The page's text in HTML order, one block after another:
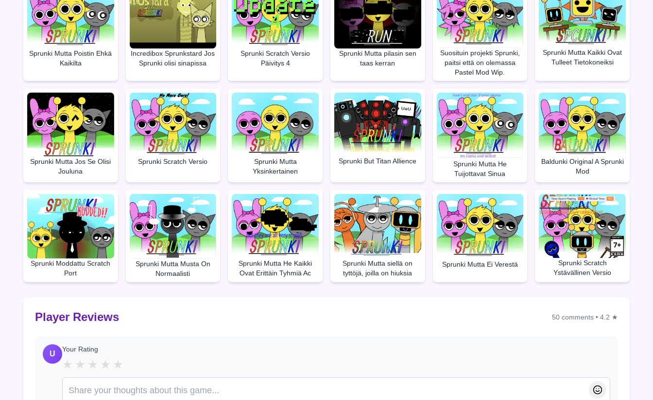
Sprunki Mutta Poistin Ehkä
Kaikilta
Incredibox Sprunkstard Jos
Sprunki olisi sinapissa
Sprunki Scratch Versio
Päivitys 4
Sprunki Mutta pilasin sen
taas kerran
Suosituin projekti Sprunki,
paitsi että on olemassa
Pastel Mod Wip.
Sprunki Mutta Kaikki Ovat
Tulleet Tietokoneiksi
Sprunki Mutta Jos Se Olisi
Jouluna
Sprunki Scratch Versio
Sprunki Mutta
Yksinkertainen
Sprunki But Titan Allience
Sprunki Mutta He
Tuijottavat Sinua
Baldunki Original A Sprunki
Mod
Sprunki Moddattu Scratch
Port
Sprunki Mutta Musta On
Normaalisti
Sprunki Mutta He Kaikki
Ovat Erittäin Tyhmiä Ac
Sprunki Mutta siellä on
tyttöjä, joilla on hiuksia
Sprunki Mutta Ei Verestä
Sprunki Scratch
Ystävällinen Versio
Player Reviews 50 comments • 4.2 ★
U
Your Rating
★ ★ ★ ★ ★